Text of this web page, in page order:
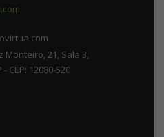
Monteiro, 21, Sala 3,
CEP: 12080-520